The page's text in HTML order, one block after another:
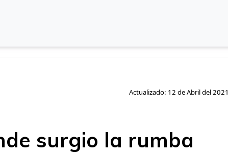
Actualizado: 12 de Abril del 2021
surgio la rumba